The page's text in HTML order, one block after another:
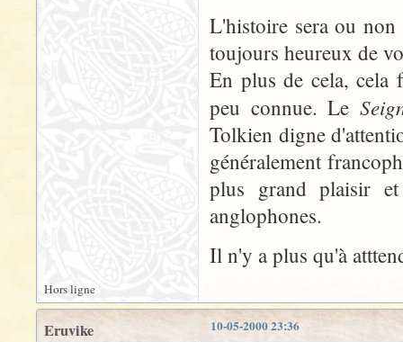
L'histoire sera ou
toujours heureux de
En plus de cela, cela
peu connue. Le
Tolkien digne
généralement
plus grand plaisir
anglophones.
Il n'y a plus qu'à
Hors ligne
10-05-2000 23:36
Eruvike